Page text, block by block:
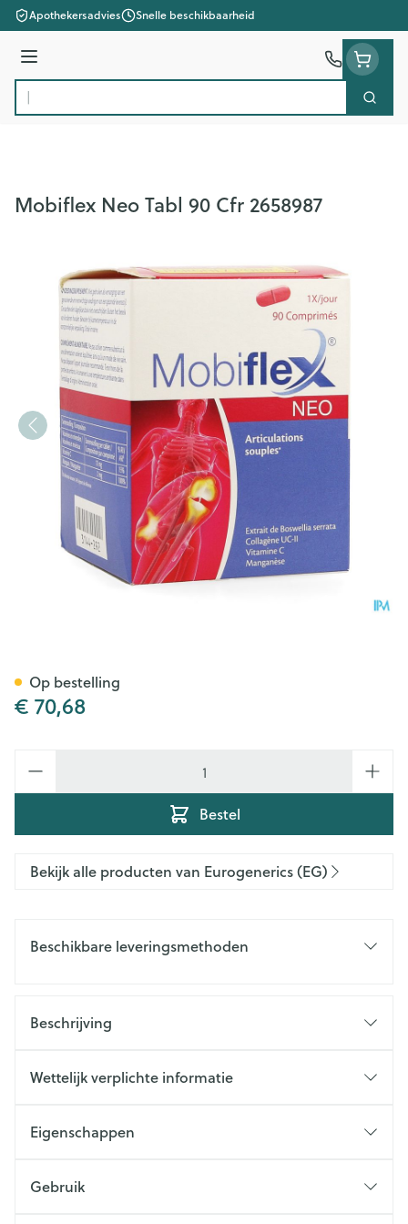
Ga naar de inhoud
Apothekersadvies Snelle beschikbaarheid
Menu
Product, merk, categorie...
Zoek
Mobiflex Neo Tabl 90 Cfr 2658987
€ 70,68
Bestel
Op bestelling
Bekijk alle producten van Eurogenerics (EG)
Beschikbare leveringsmethoden
Beschrijving
Wettelijk verplichte informatie
Eigenschappen
Gebruik